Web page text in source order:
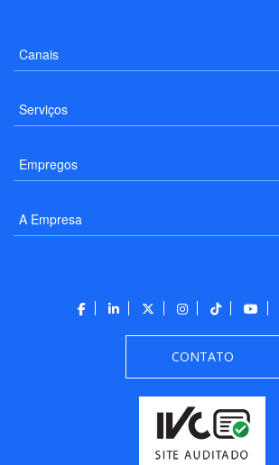
Canais
Serviços
Empregos
A Empresa
CONTATO